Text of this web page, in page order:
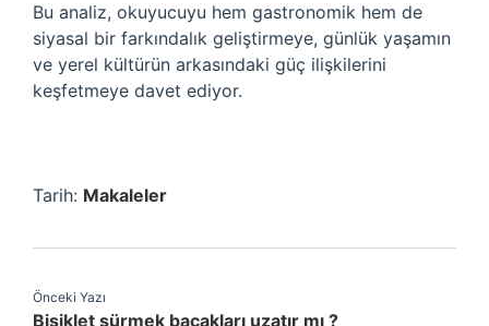
Bu analiz, okuyucuyu hem gastronomik hem de
siyasal bir farkındalık geliştirmeye, günlük yaşamın
ve yerel kültürün arkasındaki güç ilişkilerini
keşfetmeye davet ediyor.
Tarih: Makaleler
Önceki Yazı
Bisiklet sürmek bacakları uzatır mı ?